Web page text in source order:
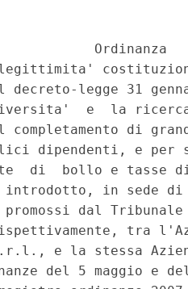
Ordinanza
decreto-legge 31
e  la
di
dipendenti, e per
di  bollo e tasse di
in sede di
dal
tra
e la stessa
del 5 maggio e